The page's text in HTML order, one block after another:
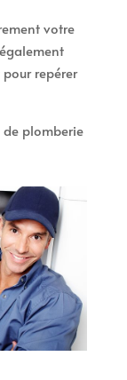
votre
repérer
plomberie